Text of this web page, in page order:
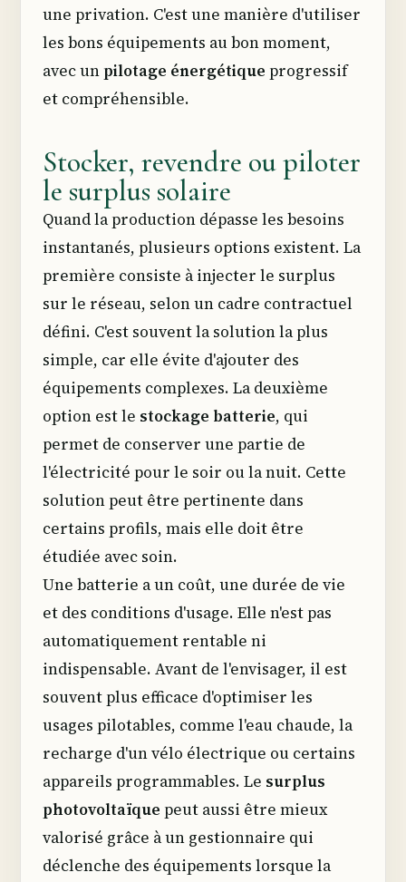
une privation. C'est une manière d'utiliser
les bons équipements au bon moment,
avec unpilotage énergétique progressif
et compréhensible.
Stocker, revendre ou piloter
le surplus solaire
Quand la production dépasse les besoins
instantanés, plusieurs options existent. La
première consiste à injecter le surplus
sur le réseau, selon un cadre contractuel
défini. C'est souvent la solution la plus
simple, car elle évite d'ajouter des
équipements complexes. La deuxième
option est le stockage batterie, qui
permet de conserver une partie de
l'électricité pour le soir ou la nuit. Cette
solution peut être pertinente dans
certains profils, mais elle doit être
étudiée avec soin.
Une batterie a un coût, une durée de vie
et des conditions d'usage. Elle n'est pas
automatiquement rentable ni
indispensable. Avant de l'envisager, il est
souvent plus efficace d'optimiser les
usages pilotables, comme l'eau chaude, la
recharge d'un vélo électrique ou certains
appareils programmables. Le surplus
photovoltaïque peut aussi être mieux
valorisé grâce à un gestionnaire qui
déclenche des équipements lorsque la